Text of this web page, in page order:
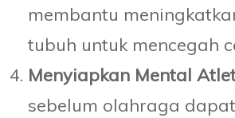
membantu
tubuh untuk mencegah
Menyiapkan Mental
sebelum olahraga